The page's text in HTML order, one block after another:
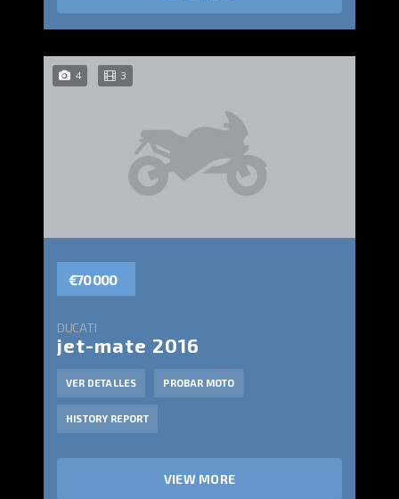
4 3
€70 000
DUCATI
jet-mate 2016
VER DETALLES PROBAR MOTO
HISTORY REPORT
VIEW MORE